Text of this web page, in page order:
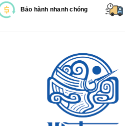
Bảo hành nhanh chóng